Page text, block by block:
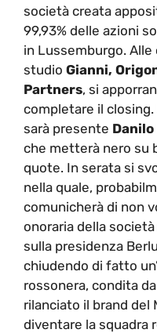
società creata
99,93% delle azioni
in Lussemburgo.
studio Gianni,
Partners, si
completare il
sarà presente
che metterà nero su
quote. In serata si
nella quale,
comunicherà di non
onoraria della
sulla presidenza
chiudendo di fatto
rossonera, condita
rilanciato il brand del
diventare la squadra